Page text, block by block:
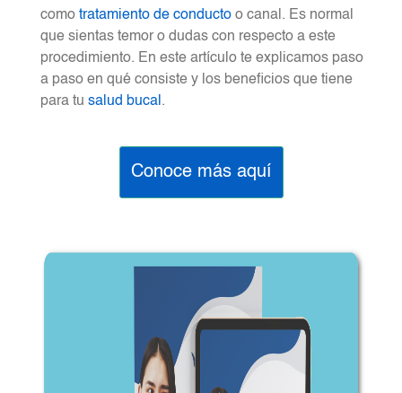
como tratamiento de conducto o canal. Es normal
que sientas temor o dudas con respecto a este
procedimiento. En este artículo te explicamos paso
a paso en qué consiste y los beneficios que tiene
para tu salud bucal .
Conoce más aquí